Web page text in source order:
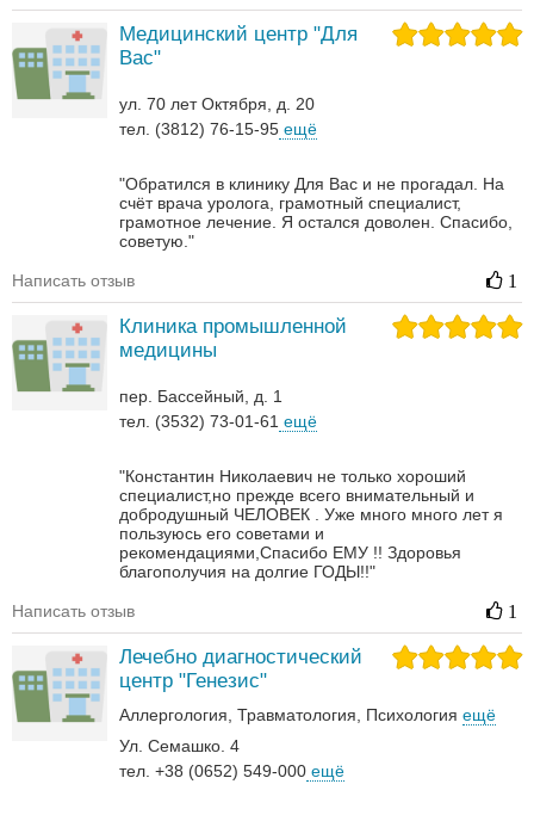
Медицинский центр "Для
Вас"
ул. 70 лет Октября, д. 20
тел. (3812) 76-15-95 ещё
"Обратился в клинику Для Вас и не прогадал. На
счёт врача уролога, грамотный специалист,
грамотное лечение. Я остался доволен. Спасибо,
советую."
Написать отзыв 1
Клиника промышленной
медицины
пер. Бассейный, д. 1
тел. (3532) 73-01-61 ещё
"Константин Николаевич не только хороший
специалист,но прежде всего внимательный и
добродушный ЧЕЛОВЕК . Уже много много лет я
пользуюсь его советами и
рекомендациями,Спасибо ЕМУ !! Здоровья
благополучия на долгие ГОДЫ!!"
Написать отзыв 1
Лечебно диагностический
центр "Генезис"
Аллергология Травматология Психология ещё
Ул. Семашко. 4
тел. +38 (0652) 549-000 ещё